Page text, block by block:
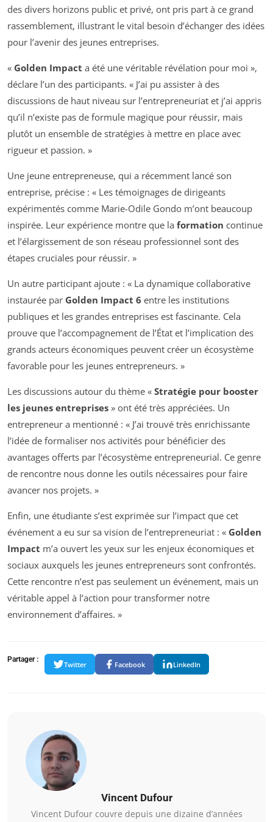
des divers horizons public et privé, ont pris part à ce grand
rassemblement, illustrant le vital besoin d’échanger des idées
pour l’avenir des jeunes entreprises.
« Golden Impact a été une véritable révélation pour moi »,
déclare l’un des participants. « J’ai pu assister à des
discussions de haut niveau sur l’entrepreneuriat et j’ai appris
qu’il n’existe pas de formule magique pour réussir, mais
plutôt un ensemble de stratégies à mettre en place avec
rigueur et passion. »
Une jeune entrepreneuse, qui a récemment lancé son
entreprise, précise : « Les témoignages de dirigeants
expérimentés comme Marie-Odile Gondo m’ont beaucoup
inspirée. Leur expérience montre que la formation continue
et l’élargissement de son réseau professionnel sont des
étapes cruciales pour réussir. »
Un autre participant ajoute : « La dynamique collaborative
instaurée par Golden Impact 6 entre les institutions
publiques et les grandes entreprises est fascinante. Cela
prouve que l’accompagnement de l’État et l’implication des
grands acteurs économiques peuvent créer un écosystème
favorable pour les jeunes entrepreneurs. »
Les discussions autour du thème « Stratégie pour booster
les jeunes entreprises » ont été très appréciées. Un
entrepreneur a mentionné : « J’ai trouvé très enrichissante
l’idée de formaliser nos activités pour bénéficier des
avantages offerts par l’écosystème entrepreneurial. Ce genre
de rencontre nous donne les outils nécessaires pour faire
avancer nos projets. »
Enfin, une étudiante s’est exprimée sur l’impact que cet
événement a eu sur sa vision de l’entrepreneuriat : « Golden
Impact m’a ouvert les yeux sur les enjeux économiques et
sociaux auxquels les jeunes entrepreneurs sont confrontés.
Cette rencontre n’est pas seulement un événement, mais un
véritable appel à l’action pour transformer notre
environnement d’affaires. »
Partager :
Twitter Facebook LinkedIn
Vincent Dufour
Vincent Dufour couvre depuis une dizaine d’années